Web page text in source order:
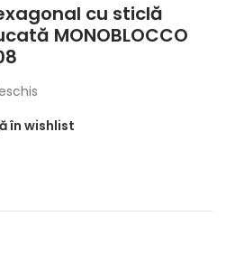
cu sticlă
MONOBLOCCO
în wishlist